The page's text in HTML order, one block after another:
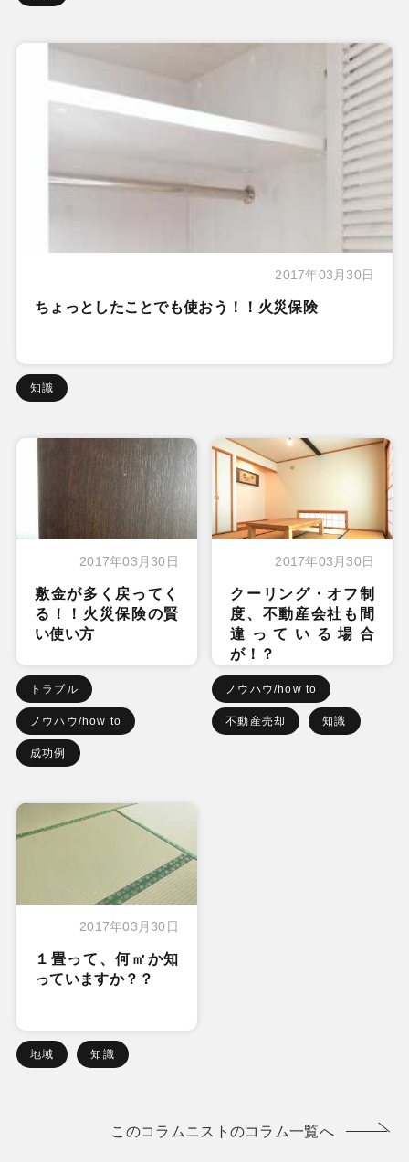
2017年03月30日
ちょっとしたことでも使おう！！火災保険
知識
2017年03月30日
敷金が多く戻ってく
る！！火災保険の賢
い使い方
トラブル
ノウハウ/how to
成功例
2017年03月30日
クーリング・オフ制
度、不動産会社も間
違っている場合
が！？
ノウハウ/how to
不動産売却 知識
2017年03月30日
１畳って、何㎡か知
っていますか？？
地域 知識
このコラムニストのコラム一覧へ